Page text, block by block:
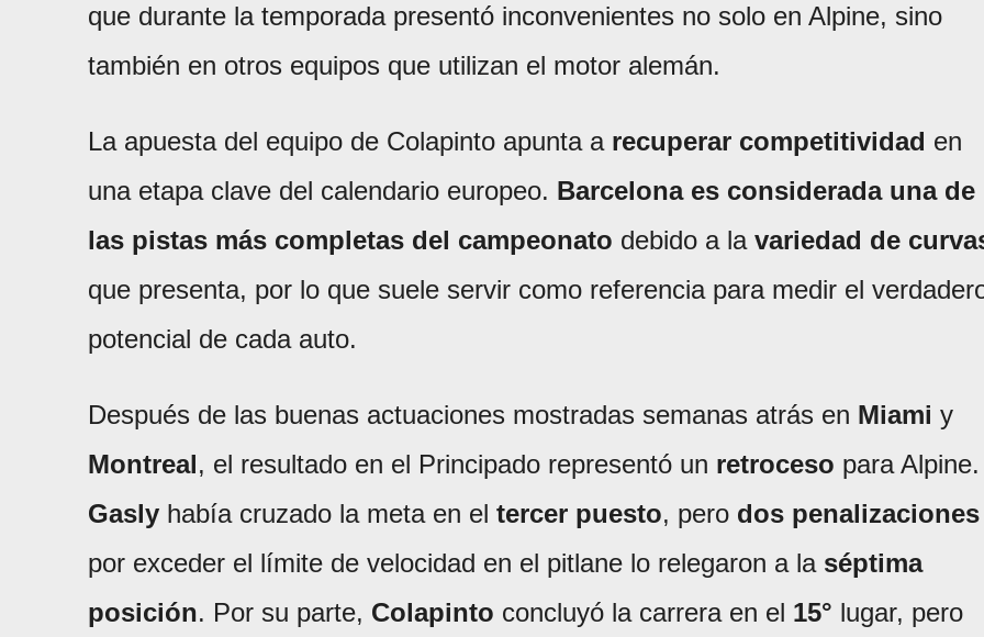
que durante la temporada presentó inconvenientes no solo en Alpine, sino
también en otros equipos que utilizan el motor alemán.
La apuesta del equipo de Colapinto apunta a recuperar competitividad en
una etapa clave del calendario europeo. Barcelona es considerada una de
las pistas más completas del campeonato debido a la variedad de
que presenta, por lo que suele servir como referencia para medir el
potencial de cada auto.
Después de las buenas actuaciones mostradas semanas atrás en Miami y
Montreal, el resultado en el Principado representó un retroceso para Alpine.
Gasly había cruzado la meta en el tercer puesto, pero dos penalizaciones
por exceder el límite de velocidad en el pitlane lo relegaron a la séptima
posición. Por su parte, Colapinto concluyó la carrera en el 15° lugar, pero